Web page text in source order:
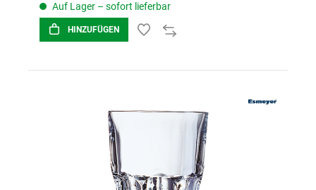
Auf Lager – sofort lieferbar
HINZUFÜGEN